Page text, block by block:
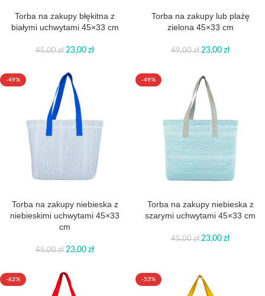
Torba na zakupy błękitna z
białymi uchwytami 45×33 cm
45,00zł 23,00 zł
Torba na zakupy lub plażę
zielona 45×33 cm
49,00zł 23,00 zł
-49%
Torba na zakupy niebieska z
niebieskimi uchwytami 45×33
cm
45,00zł 23,00 zł
-49%
Torba na zakupy niebieska z
szarymi uchwytami 45×33 cm
45,00zł 23,00 zł
-62% -53%